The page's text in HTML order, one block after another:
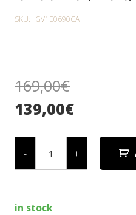
SKU: GV1E0690CA
169,00€
139,00€
-
ΣΚΑΠΤΙΚΟ
ΜΠΑΤΑΡΙΑΣ
(SOLO)
0690
+
in stock